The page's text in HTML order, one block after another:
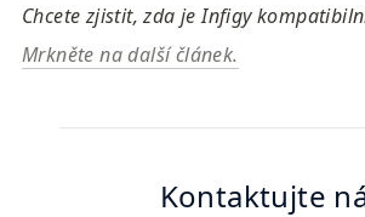
Mrkněte na další článek.
Kontaktujte